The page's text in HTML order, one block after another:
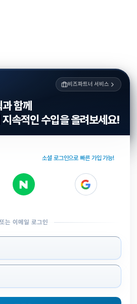
비즈파트너 서비스
함께
속적인 수입을 올려보세요!
소셜 로그인으로 빠른 가입 가능!
또는 이메일 로그인